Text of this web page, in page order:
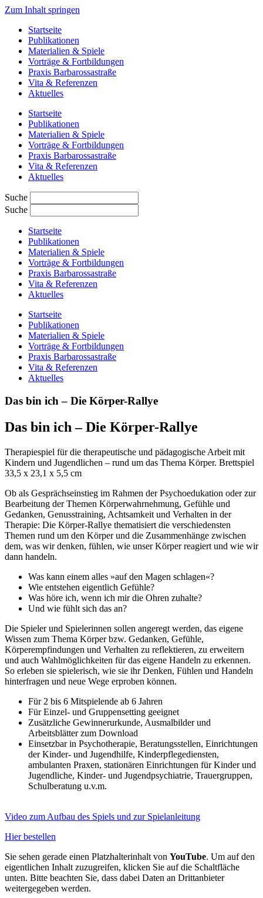
Zum Inhalt springen
Startseite
Publikationen
Materialien & Spiele
Vorträge & Fortbildungen
Praxis Barbarossastraße
Vita & Referenzen
Aktuelles
Startseite
Publikationen
Materialien & Spiele
Vorträge & Fortbildungen
Praxis Barbarossastraße
Vita & Referenzen
Aktuelles
Suche
Suche
Startseite
Publikationen
Materialien & Spiele
Vorträge & Fortbildungen
Praxis Barbarossastraße
Vita & Referenzen
Aktuelles
Startseite
Publikationen
Materialien & Spiele
Vorträge & Fortbildungen
Praxis Barbarossastraße
Vita & Referenzen
Aktuelles
Das bin ich – Die Körper-Rallye
Das bin ich – Die Körper-Rallye
Therapiespiel für die therapeutische und pädagogische Arbeit mit
Kindern und Jugendlichen – rund um das Thema Körper. Brettspiel
33,5 x 23,1 x 5,5 cm
Ob als Gesprächseinstieg im Rahmen der Psychoedukation oder zur
Bearbeitung der Themen Körperwahrnehmung, Gefühle und
Gedanken, Genusstraining, Achtsamkeit und Verhalten in der
Therapie: Die Körper-Rallye thematisiert die verschiedensten
Themen rund um den Körper und die Zusammenhänge zwischen
dem, was wir denken, fühlen, wie unser Körper reagiert und wie wir
dann handeln.
Was kann einem alles »auf den Magen schlagen«?
Wie entstehen eigentlich Gefühle?
Was höre ich, wenn ich mir die Ohren zuhalte?
Und wie fühlt sich das an?
Die Spieler und Spielerinnen sollen angeregt werden, das eigene
Wissen zum Thema Körper bzw. Gedanken, Gefühle,
Körperempfindungen und Verhalten zu reflektieren, zu erweitern
und auch Wahlmöglichkeiten für das eigene Handeln zu erkennen.
So erleben sie spielerisch, wie sie ihr Denken, Fühlen und Handeln
hinterfragen und neue Wege erproben können.
Für 2 bis 6 Mitspielende ab 6 Jahren
Für Einzel- und Gruppensetting geeignet
Zusätzliche Gewinnerurkunde, Ausmalbilder und
Arbeitsblätter zum Download
Einsetzbar in Psychotherapie, Beratungsstellen, Einrichtungen
der Kinder- und Jugendhilfe, Kinderpflegediensten,
ambulanten Praxen, stationären Einrichtungen für Kinder und
Jugendliche, Kinder- und Jugendpsychiatrie, Trauergruppen,
Schulberatung u.v.m.
Video zum Aufbau des Spiels und zur Spielanleitung
Hier bestellen
Sie sehen gerade einen Platzhalterinhalt von YouTube. Um auf den
eigentlichen Inhalt zuzugreifen, klicken Sie auf die Schaltfläche
unten. Bitte beachten Sie, dass dabei Daten an Drittanbieter
weitergegeben werden.